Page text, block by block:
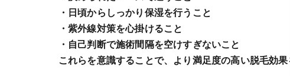
・日頃からしっかり保湿を行うこと
・紫外線対策を心掛けること
・自己判断で施術間隔を空けすぎないこと
これらを意識することで、より満足度の高い脱毛効果